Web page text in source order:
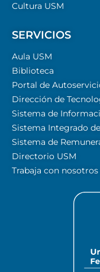
Cultura USM
SERVICIOS
Aula USM
Biblioteca
Portal de
Dirección de
Sistema de
Sistema Integrado
Sistema de
Directorio USM
Trabaja con nosotros